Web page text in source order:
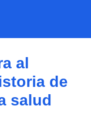
al
de
salud